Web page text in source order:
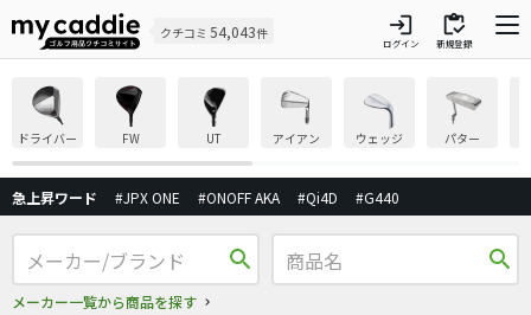
クチコミ 54,043件 login
ログイン
inventory
新規登録
ドライバー FW UT アイアン ウェッジ パター
急上昇ワード #JPX ONE #ONOFF AKA #Qi4D #G440
search
メーカー一覧から商品を探す
search